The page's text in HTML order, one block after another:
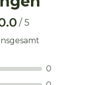
/ 5
0